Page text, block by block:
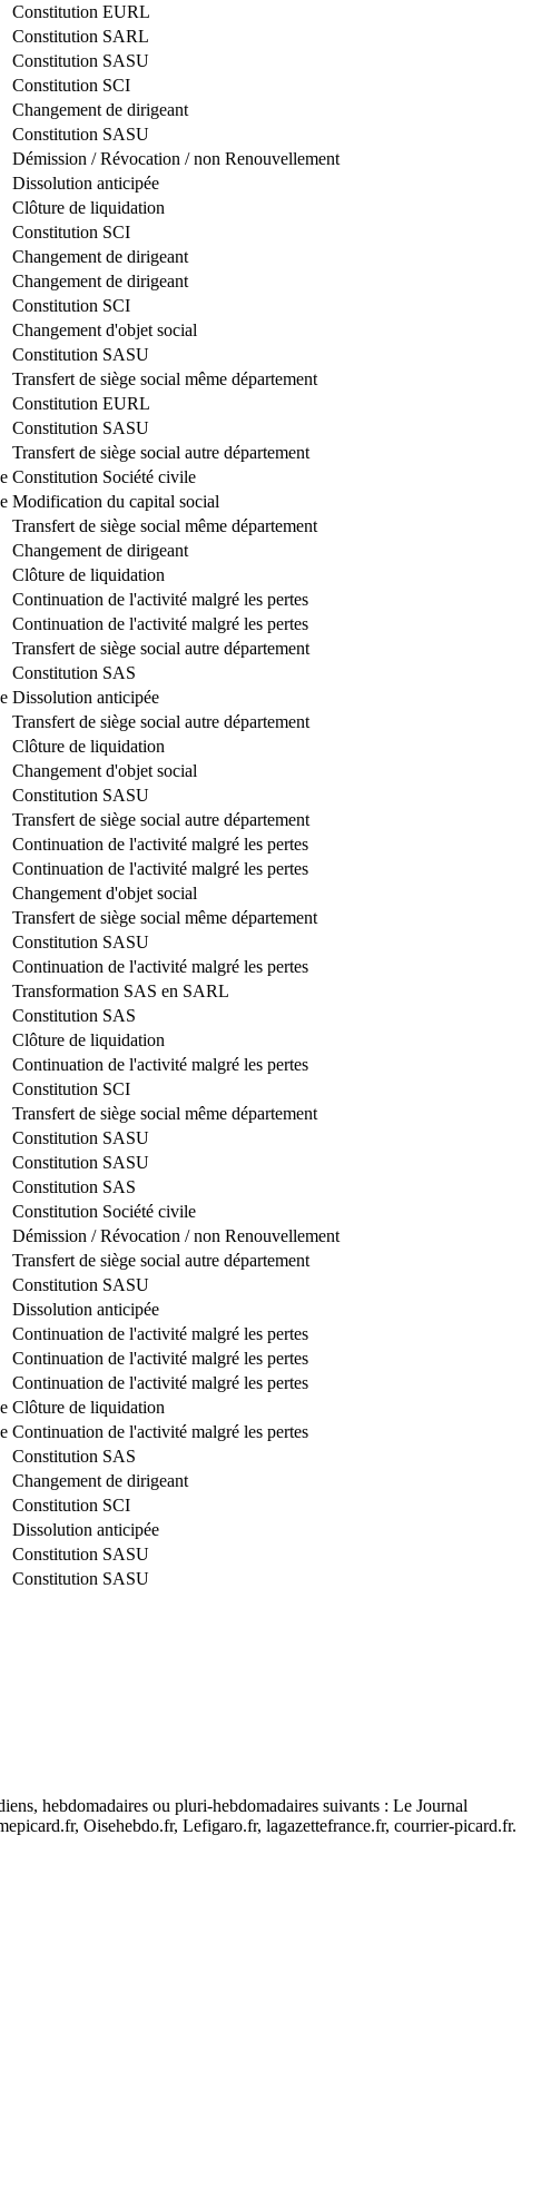
Constitution EURL
Constitution SARL
Constitution SASU
Constitution SCI
Changement de dirigeant
Constitution SASU
Démission / Révocation / non Renouvellement
Dissolution anticipée
Clôture de liquidation
Constitution SCI
Changement de dirigeant
Changement de dirigeant
Constitution SCI
Changement d'objet social
Constitution SASU
Transfert de siège social même département
Constitution EURL
Constitution SASU
Transfert de siège social autre département
Constitution Société civile
Modification du capital social
Transfert de siège social même département
Changement de dirigeant
Clôture de liquidation
Continuation de l'activité malgré les pertes
Continuation de l'activité malgré les pertes
Transfert de siège social autre département
Constitution SAS
Dissolution anticipée
Transfert de siège social autre département
Clôture de liquidation
Changement d'objet social
Constitution SASU
Transfert de siège social autre département
Continuation de l'activité malgré les pertes
Continuation de l'activité malgré les pertes
Changement d'objet social
Transfert de siège social même département
Constitution SASU
Continuation de l'activité malgré les pertes
Transformation SAS en SARL
Constitution SAS
Clôture de liquidation
Continuation de l'activité malgré les pertes
Constitution SCI
Transfert de siège social même département
Constitution SASU
Constitution SASU
Constitution SAS
Constitution Société civile
Démission / Révocation / non Renouvellement
Transfert de siège social autre département
Constitution SASU
Dissolution anticipée
Continuation de l'activité malgré les pertes
Continuation de l'activité malgré les pertes
Continuation de l'activité malgré les pertes
Clôture de liquidation
Continuation de l'activité malgré les pertes
Constitution SAS
Changement de dirigeant
Constitution SCI
Dissolution anticipée
Constitution SASU
Constitution SASU
hebdomadaires ou pluri-hebdomadaires suivants : Le Journal
Oisehebdo.fr, Lefigaro.fr, lagazettefrance.fr, courrier-picard.fr.